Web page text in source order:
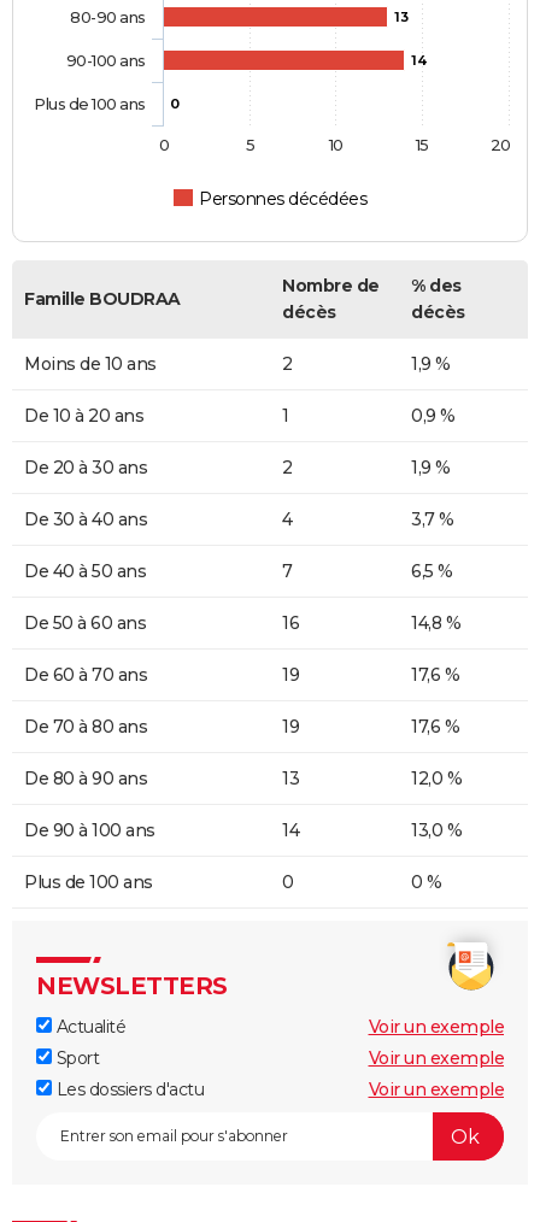
13
14
0
Personnes décédées
80-90 ans
90-100 ans
Plus de 100 ans
0 5 10 15 20
Famille BOUDRAA
Nombre de
décès
% des
décès
Moins de 10 ans 2 1,9 %
De 10 à 20 ans 1 0,9 %
De 20 à 30 ans 2 1,9 %
De 30 à 40 ans 4 3,7 %
De 40 à 50 ans 7 6,5 %
De 50 à 60 ans 16 14,8 %
De 60 à 70 ans 19 17,6 %
De 70 à 80 ans 19 17,6 %
De 80 à 90 ans 13 12,0 %
De 90 à 100 ans 14 13,0 %
Plus de 100 ans 0 0 %
NEWSLETTERS
Actualité
Voir un exemple
Sport
Voir un exemple
Les dossiers d'actu
Voir un exemple